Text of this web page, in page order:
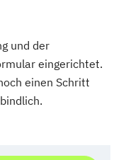
und der
eingerichtet.
einen Schritt